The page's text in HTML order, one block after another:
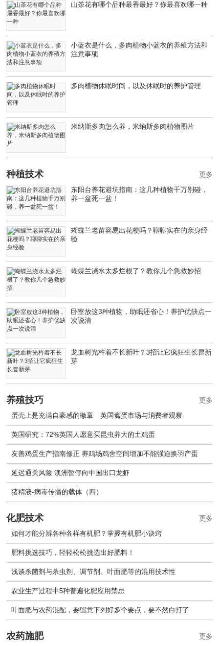
山茶花有哪个品种最香最好？你最喜欢哪一种
小蓝衣是什么，多肉植物小蓝衣的养殖方法和
注意事项
多肉植物休眠时间，以及休眠时的养护管理
米纳斯多肉怎么养，米纳斯多肉植物图片
种植技术
东阳台养花避坑指南：这几种植物千万别碰，
养一盆死一盆！
蝴蝶兰老苗容易出花梗吗？聊聊实在的亲身经
验
蝴蝶兰浇水太多烂根了？教你几个急救妙招
卧室放这3种植物，助眠还省心！养护优缺点一
次说清
龙血树光杵着不长新叶？3招让它疯狂生长冒新
芽
更多
养殖技巧
蛋壳上是充满自豪感的徽章 英国禽蛋市场与消费者观察
英国研究：72%英国人愿意买昆虫养大的土鸡蛋
友善鸡蛋生产指南修正 养鸡场鸡舍空间增加不能强迫换羽产蛋
延迟通关风险 澳洲暂停向中国出口龙虾
猪精液-病毒传播的载体（四）
更多
化肥技术
如何才能分辨各种各样有机肥？掌握有机肥小诀窍
肥料挑选技巧，轻轻松松挑选出好肥料！
浅谈杀菌剂与杀虫剂、调节剂、叶面肥等的混用技术性
农业生产过程中5种普遍化肥应用禁忌
叶面肥与农药混配，要留意下列好多个要点，要不然白打了
更多
农药施肥 更多